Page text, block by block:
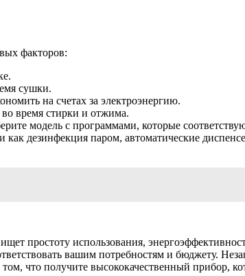
факторов:
сушки.
на счетах за электроэнергию.
время стирки и отжима.
модель с программами, которые
дезинфекция паром, автоматические
простоту использования,
вашим потребностям и бюджету.
что получите высококачественный прибор,